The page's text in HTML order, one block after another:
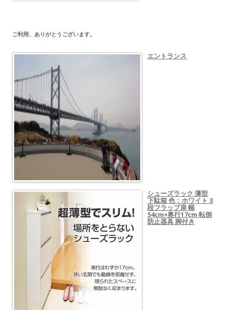
ご利用、ありがとうございます。
エントランス
シューズラック 薄型
下駄箱 色：ホワイト 3
段フラップ扉 幅
54cm×奥行17cm 転倒
防止器具 脚付き